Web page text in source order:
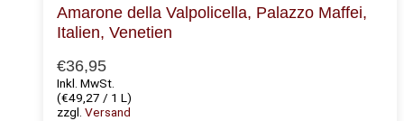
Amarone della Valpolicella, Palazzo Maffei,
Italien, Venetien
€36,95
Inkl. MwSt.
(€49,27 / 1 L)
zzgl. Versand